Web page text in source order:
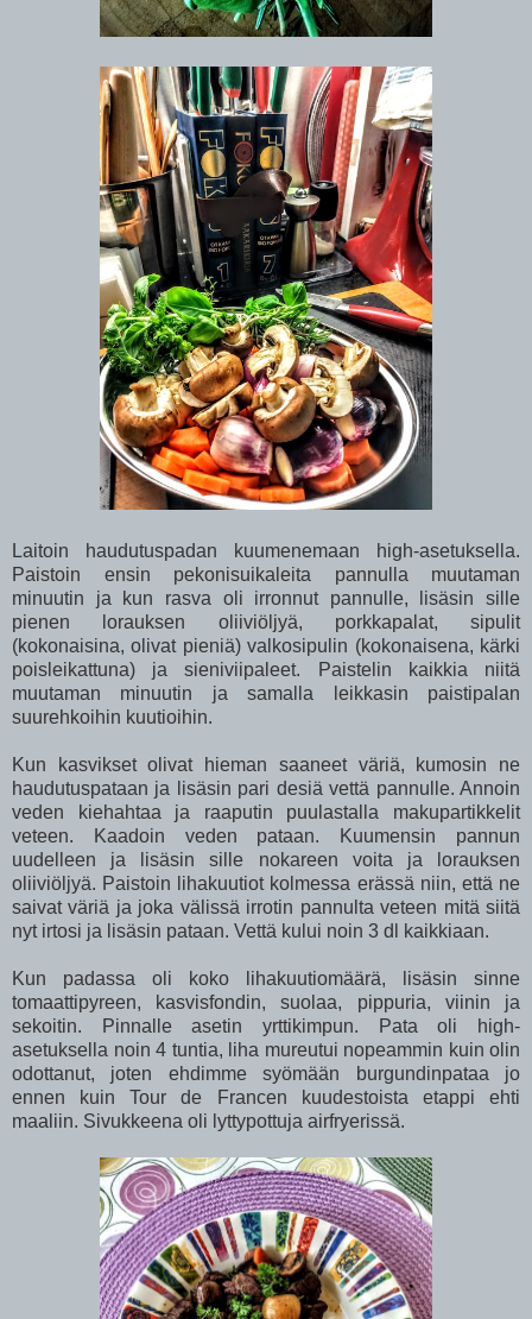
Laitoin haudutuspadan kuumenemaan high-asetuksella.
Paistoin ensin pekonisuikaleita pannulla muutaman
minuutin ja kun rasva oli irronnut pannulle, lisäsin sille
pienen lorauksen oliiviöljyä, porkkapalat, sipulit
(kokonaisina, olivat pieniä) valkosipulin (kokonaisena, kärki
poisleikattuna) ja sieniviipaleet. Paistelin kaikkia niitä
muutaman minuutin ja samalla leikkasin paistipalan
suurehkoihin kuutioihin.
Kun kasvikset olivat hieman saaneet väriä, kumosin ne
haudutuspataan ja lisäsin pari desiä vettä pannulle. Annoin
veden kiehahtaa ja raaputin puulastalla makupartikkelit
veteen. Kaadoin veden pataan. Kuumensin pannun
uudelleen ja lisäsin sille nokareen voita ja lorauksen
oliiviöljyä. Paistoin lihakuutiot kolmessa erässä niin, että ne
saivat väriä ja joka välissä irrotin pannulta veteen mitä siitä
nyt irtosi ja lisäsin pataan. Vettä kului noin 3 dl kaikkiaan.
Kun padassa oli koko lihakuutiomäärä, lisäsin sinne
tomaattipyreen, kasvisfondin, suolaa, pippuria, viinin ja
sekoitin. Pinnalle asetin yrttikimpun. Pata oli high-
asetuksella noin 4 tuntia, liha mureutui nopeammin kuin olin
odottanut, joten ehdimme syömään burgundinpataa jo
ennen kuin Tour de Francen kuudestoista etappi ehti
maaliin. Sivukkeena oli lyttypottuja airfryerissä.